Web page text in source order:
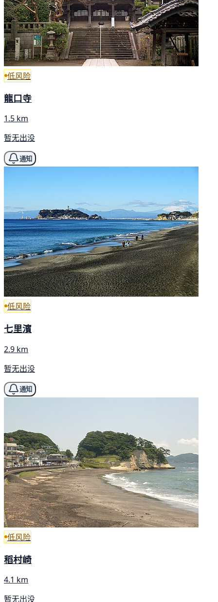
低风险
龍口寺
1.5 km
暂无出没
通知
低风险
七里濱
2.9 km
暂无出没
通知
低风险
稻村崎
4.1 km
暂无出没